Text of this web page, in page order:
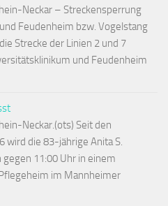
Neckar – Streckensperrung
Feudenheim bzw. Vogelstang
Strecke der Linien 2 und 7
und Feudenheim
Neckar.(ots) Seit den
wird die 83-jährige Anita S.
11:00 Uhr in einem
im Mannheimer